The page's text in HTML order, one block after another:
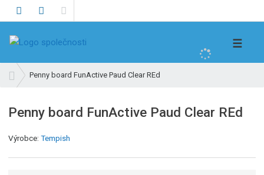
h
d
☰
v
d
í
Penny board FunActive Paud Clear REd
Penny board FunActive Paud Clear REd
Výrobce:Tempish